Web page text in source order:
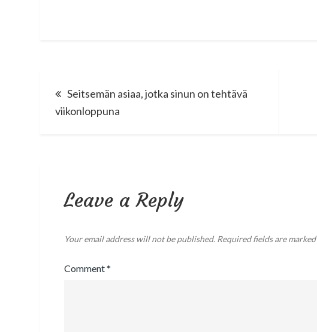
Post
navigation
Seitsemän asiaa, jotka sinun on tehtävä
viikonloppuna
Leave a Reply
Your email address will not be published. Required fields are marked
Comment*